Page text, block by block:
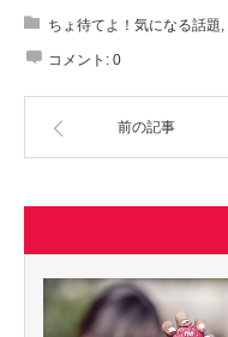
ちょ待てよ！気になる話題,
コメント: 0
前の記事